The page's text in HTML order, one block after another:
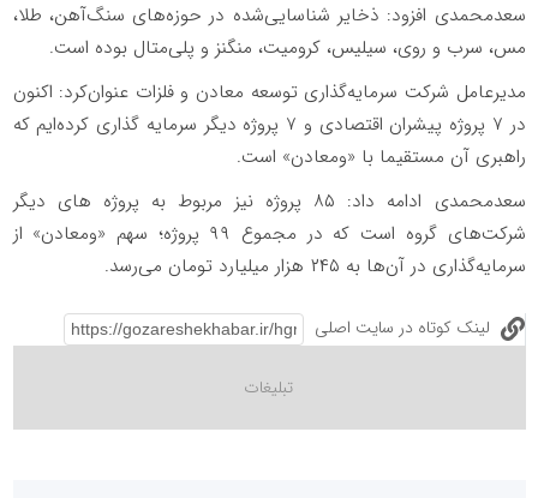
سعدمحمدی افزود: ذخایر شناسایی‌شده در حوزه‌های سنگ‌آهن، طلا،
مس، سرب و روی، سیلیس، کرومیت، منگنز و پلی‌متال بوده است.
مدیرعامل شرکت سرمایه‌گذاری توسعه معادن و فلزات عنوان‌کرد: اکنون
در ۷ پروژه پیشران اقتصادی و ۷ پروژه دیگر سرمایه گذاری کرده‌ایم که
راهبری آن مستقیما با «ومعادن» است.
سعدمحمدی ادامه داد: ۸۵ پروژه نیز مربوط به پروژه های دیگر
شرکت‌های گروه است که در مجموع ۹۹ پروژه؛ سهم «ومعادن» از
سرمایه‌گذاری در آن‌ها به ۲۴۵ هزار میلیارد تومان می‌رسد.
لینک کوتاه در سایت اصلی